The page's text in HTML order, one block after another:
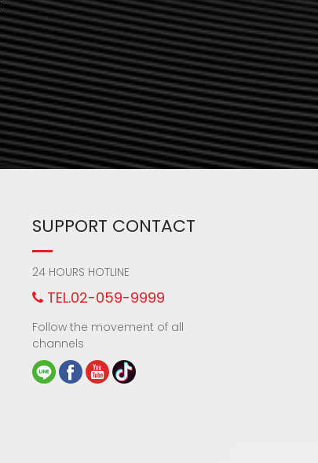
SUPPORT CONTACT
24 HOURS HOTLINE
TEL.02-059-9999
Follow the movement of all
channels